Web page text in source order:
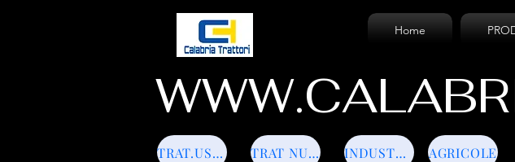
Home
TRAT.USATI TRAT NUOVI INDUSTRIALI AGRICOLE